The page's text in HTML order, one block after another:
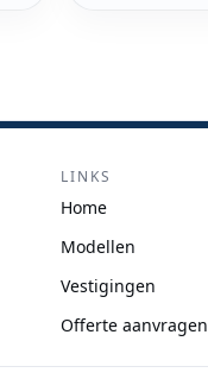
LINKS
Home
Modellen
Vestigingen
Offerte aanvragen